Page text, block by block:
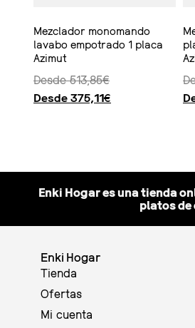
Mezclador monomando
lavabo empotrado 1 placa
Azimut
Desde513,85€
Desde 375,11€
Enki Hogar es una tienda
platos de
Enki Hogar
Tienda
Ofertas
Mi cuenta